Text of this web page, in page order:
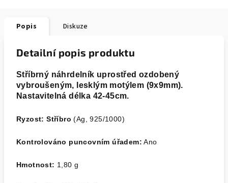
Popis Diskuze
Detailní popis produktu
Stříbrný náhrdelník uprostřed ozdobený
vybroušeným, lesklým motýlem (9x9mm).
Nastavitelná délka 42-45cm.
Ryzost: Stříbro(Ag, 925/1000)
Kontrolováno puncovním úřadem: Ano
Hmotnost: 1,80 g